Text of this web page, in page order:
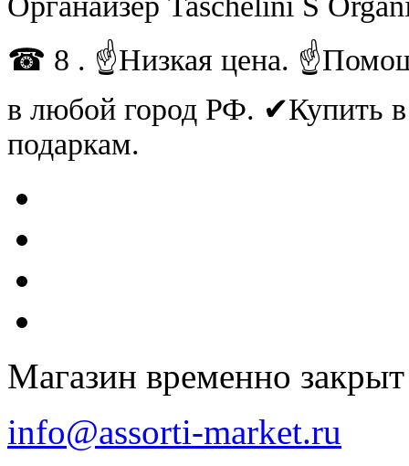
☎ 8 . ☝Низкая цена.
в любой город РФ.
подаркам.
Магазин временно закрыт
info@assorti-market.ru